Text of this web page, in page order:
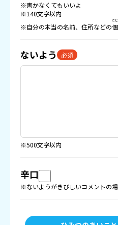
※書かなくてもいいよ
※140文字以内
※自分の本当の名前、住所などの
こ
ないよう 必須
※500文字以内
辛口
※ないようがきびしいコメントの